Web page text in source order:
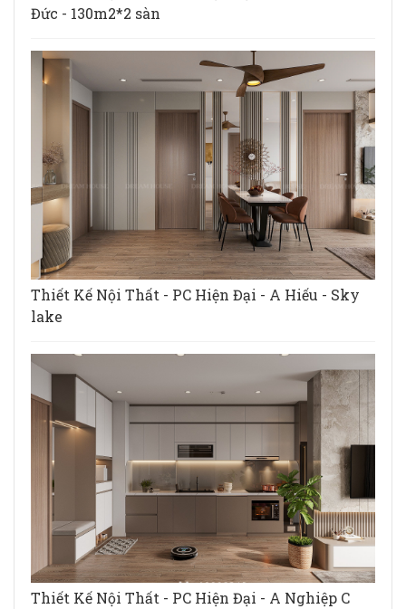
Đức - 130m2*2 sàn
Thiết Kế Nội Thất - PC Hiện Đại - A Hiếu - Sky
lake
Thiết Kế Nội Thất - PC Hiện Đại - A Nghiệp C